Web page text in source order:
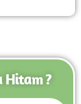
Hitam ?